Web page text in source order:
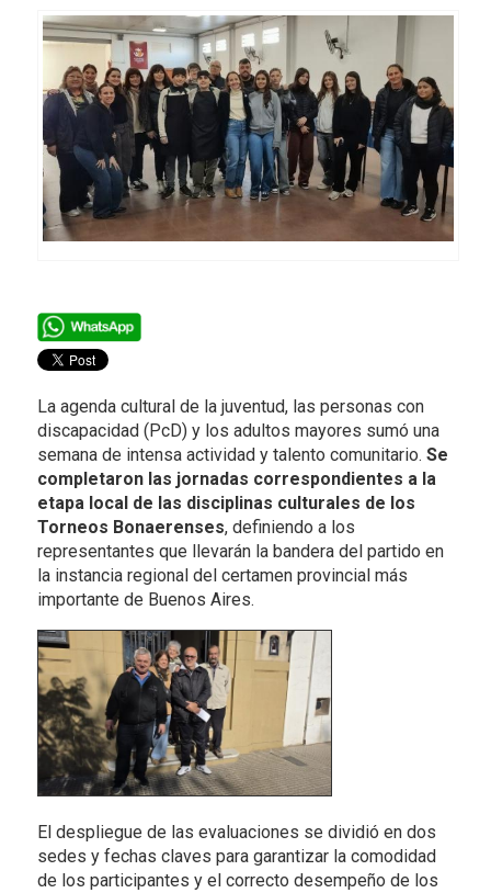
La agenda cultural de la juventud, las personas con
discapacidad (PcD) y los adultos mayores sumó una
semana de intensa actividad y talento comunitario. Se
completaron las jornadas correspondientes a la
etapa local de las disciplinas culturales de los
Torneos Bonaerenses, definiendo a los
representantes que llevarán la bandera del partido en
la instancia regional del certamen provincial más
importante de Buenos Aires.
El despliegue de las evaluaciones se dividió en dos
sedes y fechas claves para garantizar la comodidad
de los participantes y el correcto desempeño de los